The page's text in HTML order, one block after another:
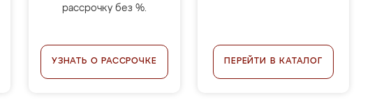
рассрочку без %.
УЗНАТЬ О РАССРОЧКЕ ПЕРЕЙТИ В КАТАЛОГ